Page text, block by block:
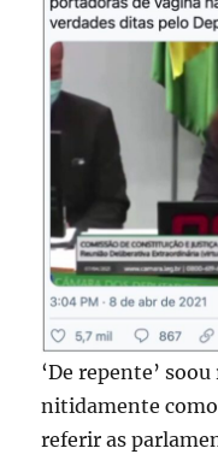
‘De repente’
nitidamente
referir as